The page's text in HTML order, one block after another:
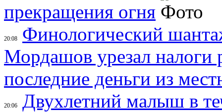
прекращения огня
20:08
Финологический
Мордашов урезал налоги
последние деньги из
20:06
Двухлетний малыш в